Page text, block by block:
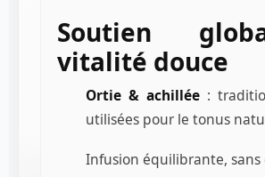
Soutien
vitalité douce
Ortie & achillée :
utilisées pour le tonus
Infusion équilibrante, sans